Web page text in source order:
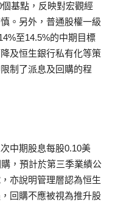
基點，反映對宏觀經
。另外，普通股權一級
至14.5%的中期目標
及恒生銀行私有化等策
制了派息及回購的程
中期股息每股0.10美
，預計於第三季業績公
亦說明管理層認為恒生
回購不應被視為推升股